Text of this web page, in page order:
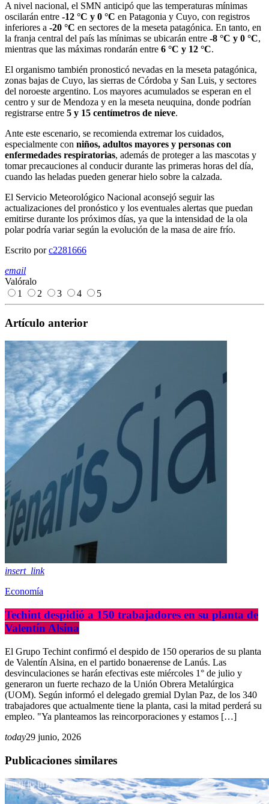
A nivel nacional, el SMN anticipó que las temperaturas mínimas
oscilarán entre -12 °C y 0 °C en Patagonia y Cuyo, con registros
inferiores a -20 °C en sectores de la meseta patagónica. En tanto, en
la franja central del país las mínimas se ubicarán entre -8 °C y 0 °C,
mientras que las máximas rondarán entre 6 °C y 12 °C.
El organismo también pronosticó nevadas en la meseta patagónica,
zonas bajas de Cuyo, las sierras de Córdoba y San Luis, y sectores
del noroeste argentino. Los mayores acumulados se esperan en el
centro y sur de Mendoza y en la meseta neuquina, donde podrían
registrarse entre 5 y 15 centímetros de nieve.
Ante este escenario, se recomienda extremar los cuidados,
especialmente con niños, adultos mayores y personas con
enfermedades respiratorias, además de proteger a las mascotas y
tomar precauciones al conducir durante las primeras horas del día,
cuando las heladas pueden generar hielo sobre la calzada.
El Servicio Meteorológico Nacional aconsejó seguir las
actualizaciones del pronóstico y los eventuales alertas que puedan
emitirse durante los próximos días, ya que la intensidad de la ola
polar podría variar según la evolución de la masa de aire frío.
Escrito porc2281666
email
Valóralo
1
2 3 4 5
Artículo anterior
insert_link
Economía
Techint despidió a 150 trabajadores en su planta de
Valentín Alsina
El Grupo Techint confirmó el despido de 150 operarios de su planta
de Valentín Alsina, en el partido bonaerense de Lanús. Las
desvinculaciones se harán efectivas este miércoles 1° de julio y
generaron un fuerte rechazo de la Unión Obrera Metalúrgica
(UOM). Según informó el delegado gremial Dylan Paz, de los 340
trabajadores que actualmente tiene la planta, casi la mitad perderá su
empleo. "Ya planteamos las reincorporaciones y estamos […]
today29 junio, 2026
Publicaciones similares